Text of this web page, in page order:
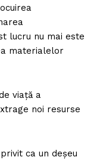
lucru nu mai este
materialelor
viață a
noi resurse
ca un deșeu